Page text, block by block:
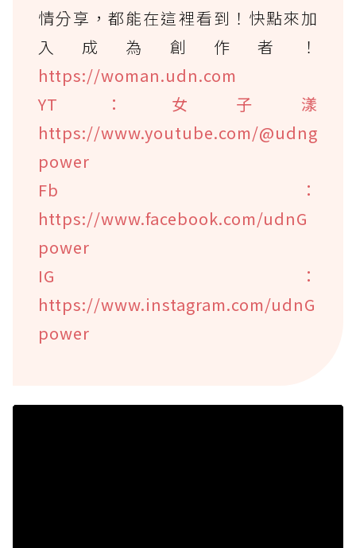
情分享，都能在這裡看到！快點來加
入成為創作者！
https://woman.udn.com
YT：女子漾
https://www.youtube.com/@udng
power
Fb：
https://www.facebook.com/udnG
power
IG：
https://www.instagram.com/udnG
power